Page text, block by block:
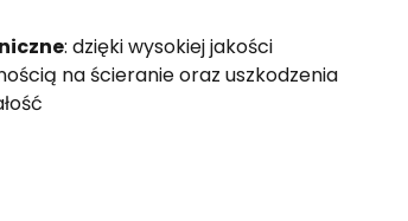
: dzięki wysokiej jakości
na ścieranie oraz uszkodzenia